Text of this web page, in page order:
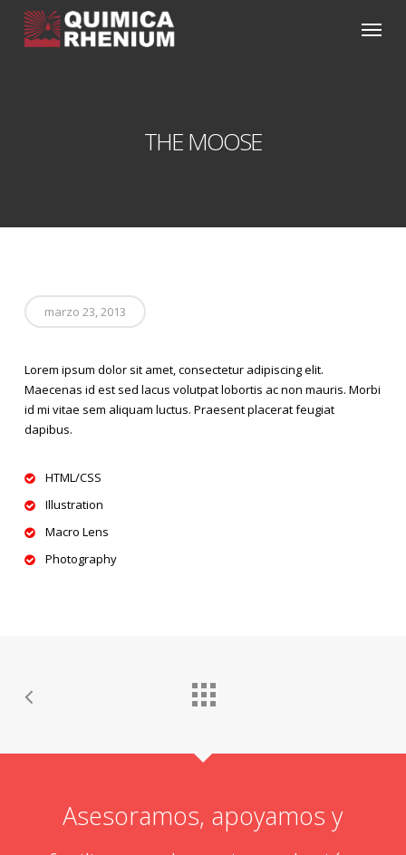
main
Menu
THE MOOSE
marzo 23, 2013
Lorem ipsum dolor sit amet, consectetur adipiscing elit.
Maecenas id est sed lacus volutpat lobortis ac non mauris. Morbi
id mi vitae sem aliquam luctus. Praesent placerat feugiat
dapibus.
HTML/CSS
Illustration
Macro Lens
Photography
Asesoramos, apoyamos y